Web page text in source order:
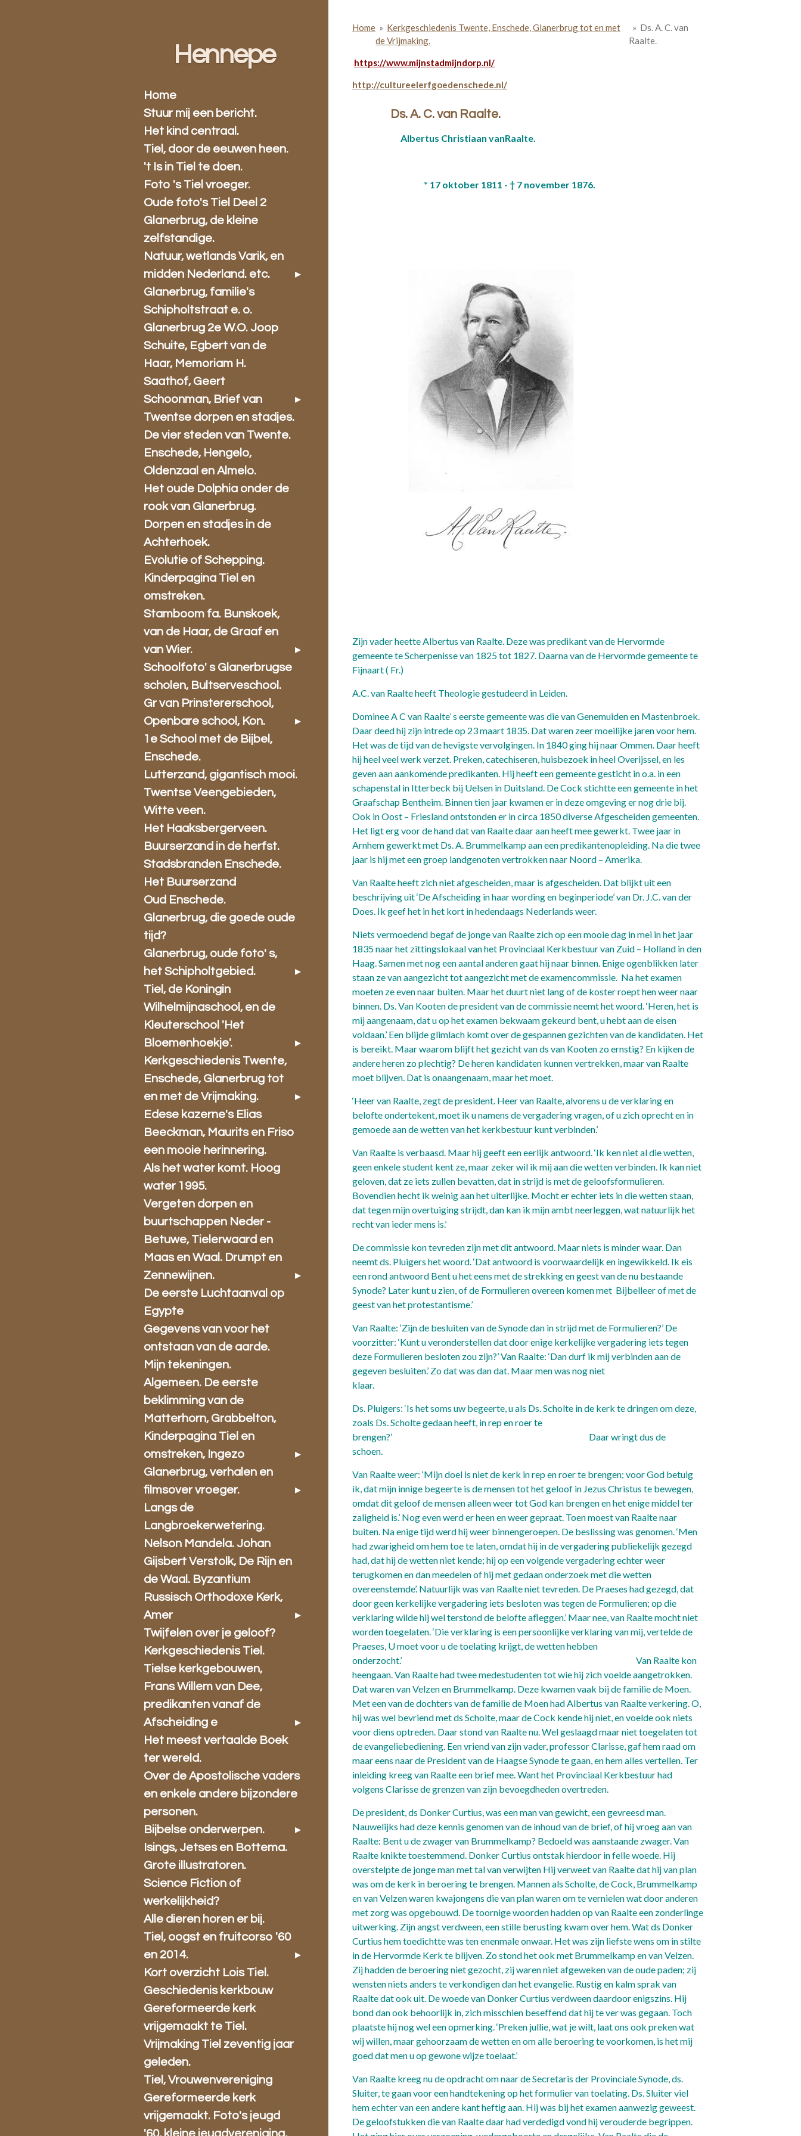
Home » Kerkgeschiedenis Twente, Enschede, Glanerbrug tot en met
de Vrijmaking.
» Ds. A. C. van
Raalte.
https://www.mijnstadmijndorp.nl/
http://cultureelerfgoedenschede.nl/
Ds. A. C. van Raalte.
Albertus Christiaan vanRaalte.
* 17 oktober 1811 - † 7 november 1876.
Zijn vader heette Albertus van Raalte. Deze was predikant van de Hervormde
gemeente te Scherpenisse van 1825 tot 1827. Daarna van de Hervormde gemeente te
Fijnaart ( Fr.)
A.C. van Raalte heeft Theologie gestudeerd in Leiden.
Dominee A C van Raalte’ s eerste gemeente was die van Genemuiden en Mastenbroek.
Daar deed hij zijn intrede op 23 maart 1835. Dat waren zeer moeilijke jaren voor hem.
Het was de tijd van de hevigste vervolgingen. In 1840 ging hij naar Ommen. Daar heeft
hij heel veel werk verzet. Preken, catechiseren, huisbezoek in heel Overijssel, en les
geven aan aankomende predikanten. Hij heeft een gemeente gesticht in o.a. in een
schapenstal in Itterbeck bij Uelsen in Duitsland. De Cock stichtte een gemeente in het
Graafschap Bentheim. Binnen tien jaar kwamen er in deze omgeving er nog drie bij.
Ook in Oost – Friesland ontstonden er in circa 1850 diverse Afgescheiden gemeenten.
Het ligt erg voor de hand dat van Raalte daar aan heeft mee gewerkt. Twee jaar in
Arnhem gewerkt met Ds. A. Brummelkamp aan een predikantenopleiding. Na die twee
jaar is hij met een groep landgenoten vertrokken naar Noord – Amerika.
Van Raalte heeft zich niet afgescheiden, maar is afgescheiden. Dat blijkt uit een
beschrijving uit ‘De Afscheiding in haar wording en beginperiode’ van Dr. J.C. van der
Does. Ik geef het in het kort in hedendaags Nederlands weer.
Niets vermoedend begaf de jonge van Raalte zich op een mooie dag in mei in het jaar
1835 naar het zittingslokaal van het Provinciaal Kerkbestuur van Zuid – Holland in den
Haag. Samen met nog een aantal anderen gaat hij naar binnen. Enige ogenblikken later
staan ze van aangezicht tot aangezicht met de examencommissie. Na het examen
moeten ze even naar buiten. Maar het duurt niet lang of de koster roept hen weer naar
binnen. Ds. Van Kooten de president van de commissie neemt het woord. ‘Heren, het is
mij aangenaam, dat u op het examen bekwaam gekeurd bent, u hebt aan de eisen
voldaan.’ Een blijde glimlach komt over de gespannen gezichten van de kandidaten. Het
is bereikt. Maar waarom blijft het gezicht van ds van Kooten zo ernstig? En kijken de
andere heren zo plechtig? De heren kandidaten kunnen vertrekken, maar van Raalte
moet blijven. Dat is onaangenaam, maar het moet.
‘Heer van Raalte, zegt de president. Heer van Raalte, alvorens u de verklaring en
belofte ondertekent, moet ik u namens de vergadering vragen, of u zich oprecht en in
gemoede aan de wetten van het kerkbestuur kunt verbinden.’
Van Raalte is verbaasd. Maar hij geeft een eerlijk antwoord. ‘Ik ken niet al die wetten,
geen enkele student kent ze, maar zeker wil ik mij aan die wetten verbinden. Ik kan niet
geloven, dat ze iets zullen bevatten, dat in strijd is met de geloofsformulieren.
Bovendien hecht ik weinig aan het uiterlijke. Mocht er echter iets in die wetten staan,
dat tegen mijn overtuiging strijdt, dan kan ik mijn ambt neerleggen, wat natuurlijk het
recht van ieder mens is.’
De commissie kon tevreden zijn met dit antwoord. Maar niets is minder waar. Dan
neemt ds. Pluigers het woord. ‘Dat antwoord is voorwaardelijk en ingewikkeld. Ik eis
een rond antwoord Bent u het eens met de strekking en geest van de nu bestaande
Synode? Later kunt u zien, of de Formulieren overeen komen met Bijbelleer of met de
geest van het protestantisme.’
Van Raalte: ‘Zijn de besluiten van de Synode dan in strijd met de Formulieren?’ De
voorzitter: ‘Kunt u veronderstellen dat door enige kerkelijke vergadering iets tegen
deze Formulieren besloten zou zijn?’ Van Raalte: ‘Dan durf ik mij verbinden aan de
gegeven besluiten.’ Zo dat was dan dat. Maar men was nog niet
klaar.
Ds. Pluigers: ‘Is het soms uw begeerte, u als Ds. Scholte in de kerk te dringen om deze,
zoals Ds. Scholte gedaan heeft, in rep en roer te
brengen?’ Daar wringt dus de
schoen.
Van Raalte weer: ‘Mijn doel is niet de kerk in rep en roer te brengen; voor God betuig
ik, dat mijn innige begeerte is de mensen tot het geloof in Jezus Christus te bewegen,
omdat dit geloof de mensen alleen weer tot God kan brengen en het enige middel ter
zaligheid is.’ Nog even werd er heen en weer gepraat. Toen moest van Raalte naar
buiten. Na enige tijd werd hij weer binnengeroepen. De beslissing was genomen. ‘Men
had zwarigheid om hem toe te laten, omdat hij in de vergadering publiekelijk gezegd
had, dat hij de wetten niet kende; hij op een volgende vergadering echter weer
terugkomen en dan meedelen of hij met gedaan onderzoek met die wetten
overeenstemde’. Natuurlijk was van Raalte niet tevreden. De Praeses had gezegd, dat
door geen kerkelijke vergadering iets besloten was tegen de Formulieren; op die
verklaring wilde hij wel terstond de belofte afleggen.’ Maar nee, van Raalte mocht niet
worden toegelaten. ‘Die verklaring is een persoonlijke verklaring van mij, vertelde de
Praeses, U moet voor u de toelating krijgt, de wetten hebben
onderzocht.’ Van Raalte kon
heengaan. Van Raalte had twee medestudenten tot wie hij zich voelde aangetrokken.
Dat waren van Velzen en Brummelkamp. Deze kwamen vaak bij de familie de Moen.
Met een van de dochters van de familie de Moen had Albertus van Raalte verkering. O,
hij was wel bevriend met ds Scholte, maar de Cock kende hij niet, en voelde ook niets
voor diens optreden. Daar stond van Raalte nu. Wel geslaagd maar niet toegelaten tot
de evangeliebediening. Een vriend van zijn vader, professor Clarisse, gaf hem raad om
maar eens naar de President van de Haagse Synode te gaan, en hem alles vertellen. Ter
inleiding kreeg van Raalte een brief mee. Want het Provinciaal Kerkbestuur had
volgens Clarisse de grenzen van zijn bevoegdheden overtreden.
De president, ds Donker Curtius, was een man van gewicht, een gevreesd man.
Nauwelijks had deze kennis genomen van de inhoud van de brief, of hij vroeg aan van
Raalte: Bent u de zwager van Brummelkamp? Bedoeld was aanstaande zwager. Van
Raalte knikte toestemmend. Donker Curtius ontstak hierdoor in felle woede. Hij
overstelpte de jonge man met tal van verwijten Hij verweet van Raalte dat hij van plan
was om de kerk in beroering te brengen. Mannen als Scholte, de Cock, Brummelkamp
en van Velzen waren kwajongens die van plan waren om te vernielen wat door anderen
met zorg was opgebouwd. De toornige woorden hadden op van Raalte een zonderlinge
uitwerking. Zijn angst verdween, een stille berusting kwam over hem. Wat ds Donker
Curtius hem toedichtte was ten enenmale onwaar. Het was zijn liefste wens om in stilte
in de Hervormde Kerk te blijven. Zo stond het ook met Brummelkamp en van Velzen.
Zij hadden de beroering niet gezocht, zij waren niet afgeweken van de oude paden; zij
wensten niets anders te verkondigen dan het evangelie. Rustig en kalm sprak van
Raalte dat ook uit. De woede van Donker Curtius verdween daardoor enigszins. Hij
bond dan ook behoorlijk in, zich misschien beseffend dat hij te ver was gegaan. Toch
plaatste hij nog wel een opmerking. ‘Preken jullie, wat je wilt, laat ons ook preken wat
wij willen, maar gehoorzaam de wetten en om alle beroering te voorkomen, is het mij
goed dat men u op gewone wijze toelaat.’
Van Raalte kreeg nu de opdracht om naar de Secretaris der Provinciale Synode, ds.
Sluiter, te gaan voor een handtekening op het formulier van toelating. Ds. Sluiter viel
hem echter van een andere kant heftig aan. Hij was bij het examen aanwezig geweest.
De geloofstukken die van Raalte daar had verdedigd vond hij verouderde begrippen.
Hennepe
Home
Stuur mij een bericht.
Het kind centraal.
Tiel, door de eeuwen heen.
't Is in Tiel te doen.
Foto 's Tiel vroeger.
Oude foto's Tiel Deel 2
Glanerbrug, de kleine
zelfstandige.
Natuur, wetlands Varik, en
midden Nederland. etc.
Glanerbrug, familie's
Schipholtstraat e. o.
Glanerbrug 2e W.O. Joop
Schuite, Egbert van de
Haar, Memoriam H.
Saathof, Geert
Schoonman, Brief van
Twentse dorpen en stadjes.
De vier steden van Twente.
Enschede, Hengelo,
Oldenzaal en Almelo.
Het oude Dolphia onder de
rook van Glanerbrug.
Dorpen en stadjes in de
Achterhoek.
Evolutie of Schepping.
Kinderpagina Tiel en
omstreken.
Stamboom fa. Bunskoek,
van de Haar, de Graaf en
van Wier.
Schoolfoto' s Glanerbrugse
scholen, Bultserveschool.
Gr van Prinstererschool,
Openbare school, Kon.
1e School met de Bijbel,
Enschede.
Lutterzand, gigantisch mooi.
Twentse Veengebieden,
Witte veen.
Het Haaksbergerveen.
Buurserzand in de herfst.
Stadsbranden Enschede.
Het Buurserzand
Oud Enschede.
Glanerbrug, die goede oude
tijd?
Glanerbrug, oude foto' s,
het Schipholtgebied.
Tiel, de Koningin
Wilhelmijnaschool, en de
Kleuterschool 'Het
Bloemenhoekje'.
Kerkgeschiedenis Twente,
Enschede, Glanerbrug tot
en met de Vrijmaking.
Edese kazerne's Elias
Beeckman, Maurits en Friso
een mooie herinnering.
Als het water komt. Hoog
water 1995.
Vergeten dorpen en
buurtschappen Neder -
Betuwe, Tielerwaard en
Maas en Waal. Drumpt en
Zennewijnen.
De eerste Luchtaanval op
Egypte
Gegevens van voor het
ontstaan van de aarde.
Mijn tekeningen.
Algemeen. De eerste
beklimming van de
Matterhorn, Grabbelton,
Kinderpagina Tiel en
omstreken, Ingezo
Glanerbrug, verhalen en
filmsover vroeger.
Langs de
Langbroekerwetering.
Nelson Mandela. Johan
Gijsbert Verstolk, De Rijn en
de Waal. Byzantium
Russisch Orthodoxe Kerk,
Amer
Twijfelen over je geloof?
Kerkgeschiedenis Tiel.
Tielse kerkgebouwen,
Frans Willem van Dee,
predikanten vanaf de
Afscheiding e
Het meest vertaalde Boek
ter wereld.
Over de Apostolische vaders
en enkele andere bijzondere
personen.
Bijbelse onderwerpen.
Isings, Jetses en Bottema.
Grote illustratoren.
Science Fiction of
werkelijkheid?
Alle dieren horen er bij.
Tiel, oogst en fruitcorso '60
en 2014.
Kort overzicht Lois Tiel.
Geschiedenis kerkbouw
Gereformeerde kerk
vrijgemaakt te Tiel.
Vrijmaking Tiel zeventig jaar
geleden.
Tiel, Vrouwenvereniging
Gereformeerde kerk
vrijgemaakt. Foto's jeugd
'60, kleine jeugdvereniging,